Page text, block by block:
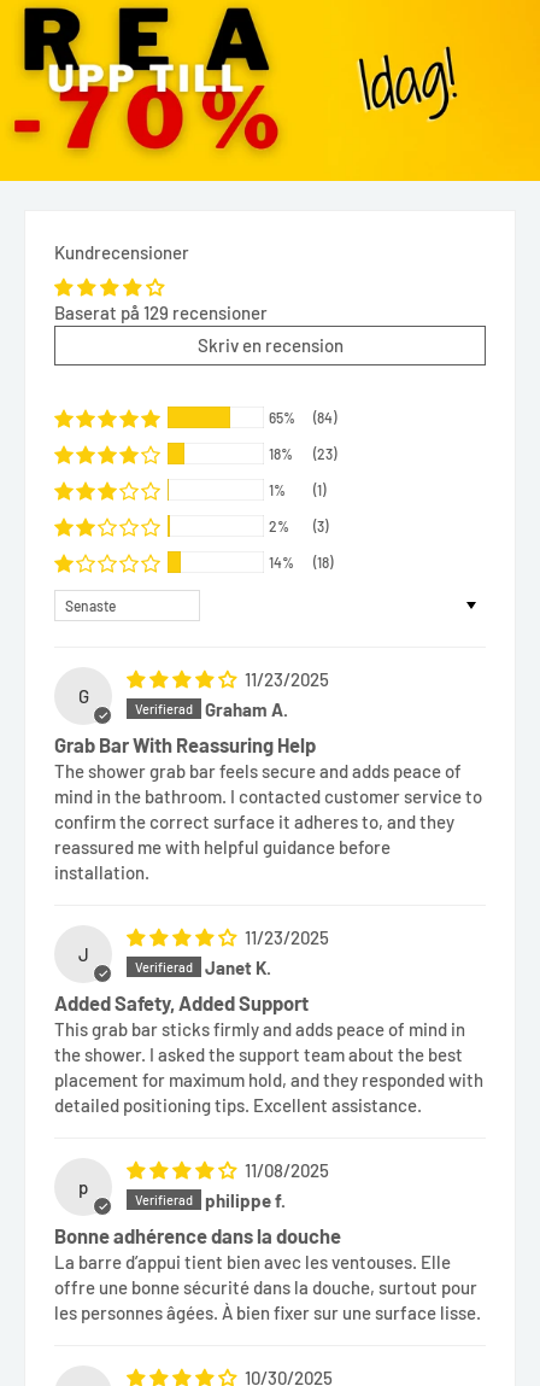
Kundrecensioner
Baserat på 129 recensioner
Skriv en recension
65% (84)
18% (23)
1% (1)
2% (3)
14% (18)
Sort by
G
11/23/2025
Graham A.
Grab Bar With Reassuring Help
The shower grab bar feels secure and adds peace of
mind in the bathroom. I contacted customer service to
confirm the correct surface it adheres to, and they
reassured me with helpful guidance before
installation.
J
11/23/2025
Janet K.
Added Safety, Added Support
This grab bar sticks firmly and adds peace of mind in
the shower. I asked the support team about the best
placement for maximum hold, and they responded with
detailed positioning tips. Excellent assistance.
p
11/08/2025
philippe f.
Bonne adhérence dans la douche
La barre d’appui tient bien avec les ventouses. Elle
offre une bonne sécurité dans la douche, surtout pour
les personnes âgées. À bien fixer sur une surface lisse.
10/30/2025